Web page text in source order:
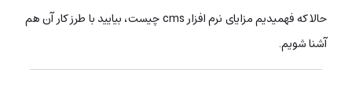
حالا که فهمیدیم مزایای نرم افزار cms چیست، بیایید با طرز کار آن هم
آشنا شویم.